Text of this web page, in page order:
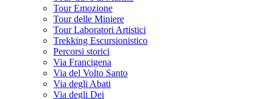
Tour Emozione
Tour delle Miniere
Tour Laboratori Artistici
Trekking Escursionistico
Percorsi storici
Via Francigena
Via del Volto Santo
Via degli Abati
Via degli Dei